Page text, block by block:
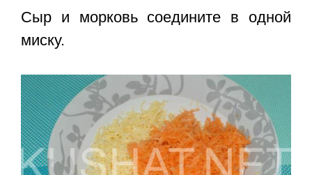
Сыр и морковь соедините в одной
миску.